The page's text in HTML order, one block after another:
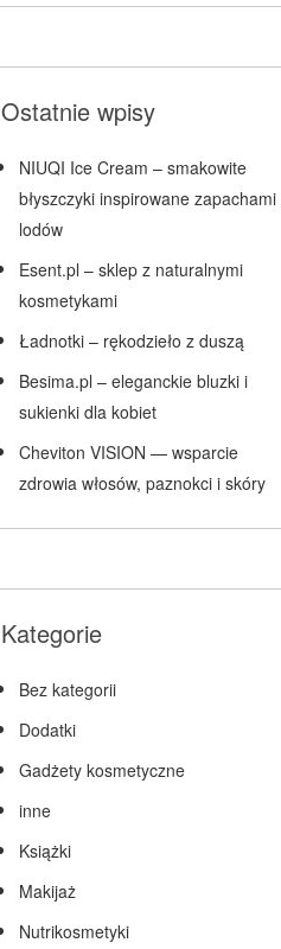
Ostatnie wpisy
NIUQI Ice Cream – smakowite
błyszczyki inspirowane zapachami
lodów
Esent.pl – sklep z naturalnymi
kosmetykami
Ładnotki – rękodzieło z duszą
Besima.pl – eleganckie bluzki i
sukienki dla kobiet
Cheviton VISION — wsparcie
zdrowia włosów, paznokci i skóry
Kategorie
Bez kategorii
Dodatki
Gadżety kosmetyczne
inne
Książki
Makijaż
Nutrikosmetyki